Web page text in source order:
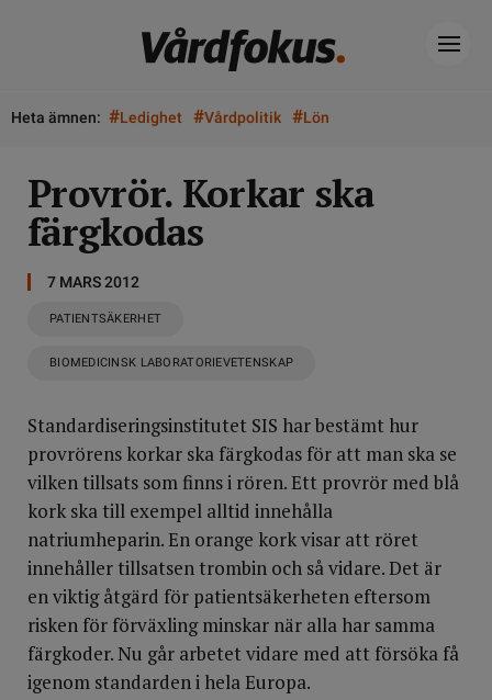
Heta ämnen: #Ledighet #Vårdpolitik #Lön
Provrör. Korkar ska
färgkodas
7 MARS 2012
PATIENTSÄKERHET
BIOMEDICINSK LABORATORIEVETENSKAP
Standardiseringsinstitutet SIS har bestämt hur
provrörens korkar ska färgkodas för att man ska se
vilken tillsats som finns i rören. Ett provrör med blå
kork ska till exempel alltid innehålla
natriumheparin. En orange kork visar att röret
innehåller tillsatsen trombin och så vidare. Det är
en viktig åtgärd för patientsäkerheten eftersom
risken för förväxling minskar när alla har samma
färgkoder. Nu går arbetet vidare med att försöka få
igenom standarden i hela Europa.